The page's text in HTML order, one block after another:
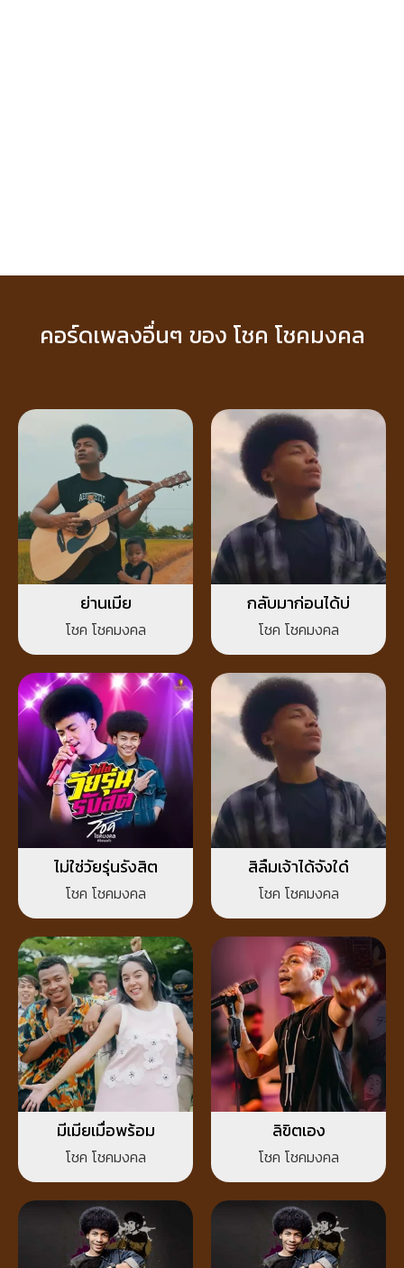
คอร์ดเพลงอื่นๆ ของ โชค โชคมงคล
ย่านเมีย
โชค โชคมงคล
กลับมาก่อนได้บ่
โชค โชคมงคล
ไม่ใช่วัยรุ่นรังสิต
โชค โชคมงคล
สิลืมเจ้าได้จังใด๋
โชค โชคมงคล
มีเมียเมื่อพร้อม
โชค โชคมงคล
ลิขิตเอง
โชค โชคมงคล